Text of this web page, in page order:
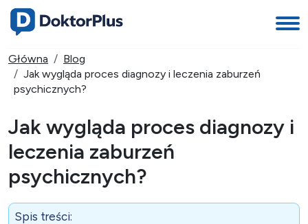
Główna
Blog
Jak wygląda proces diagnozy i leczenia zaburzeń
psychicznych?
Jak wygląda proces diagnozy i
leczenia zaburzeń
psychicznych?
Spis treści: